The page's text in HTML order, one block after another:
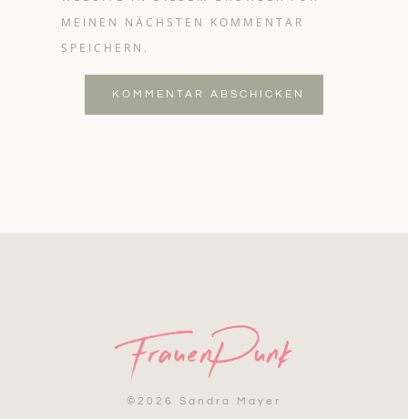
MEINEN NÄCHSTEN KOMMENTAR
SPEICHERN.
KOMMENTAR ABSCHICKEN
© 2026 Sandra Mayer